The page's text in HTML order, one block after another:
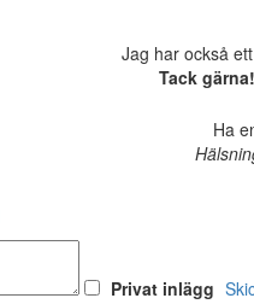
Jag har också
Tack
Ha
Privat inlägg